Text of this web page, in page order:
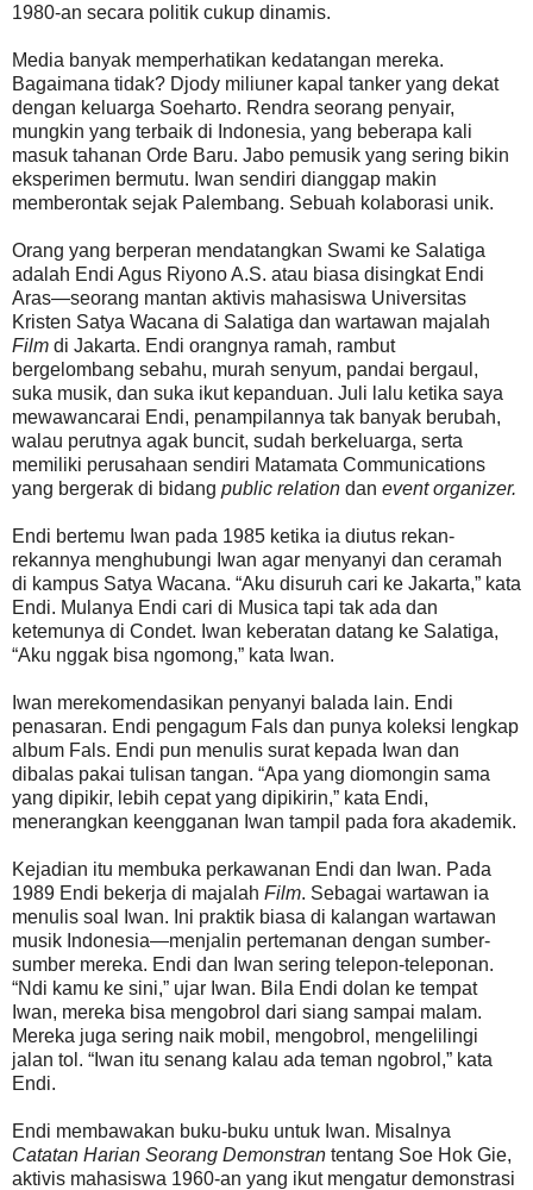
1980-an secara politik cukup dinamis.
Media banyak memperhatikan kedatangan mereka.
Bagaimana tidak? Djody miliuner kapal tanker yang dekat
dengan keluarga Soeharto. Rendra seorang penyair,
mungkin yang terbaik di Indonesia, yang beberapa kali
masuk tahanan Orde Baru. Jabo pemusik yang sering bikin
eksperimen bermutu. Iwan sendiri dianggap makin
memberontak sejak Palembang. Sebuah kolaborasi unik.
Orang yang berperan mendatangkan Swami ke Salatiga
adalah Endi Agus Riyono A.S. atau biasa disingkat Endi
Aras—seorang mantan aktivis mahasiswa Universitas
Kristen Satya Wacana di Salatiga dan wartawan majalah
Film di Jakarta. Endi orangnya ramah, rambut
bergelombang sebahu, murah senyum, pandai bergaul,
suka musik, dan suka ikut kepanduan. Juli lalu ketika saya
mewawancarai Endi, penampilannya tak banyak berubah,
walau perutnya agak buncit, sudah berkeluarga, serta
memiliki perusahaan sendiri Matamata Communications
yang bergerak di bidang public relation dan event organizer.
Endi bertemu Iwan pada 1985 ketika ia diutus rekan-
rekannya menghubungi Iwan agar menyanyi dan ceramah
di kampus Satya Wacana. “Aku disuruh cari ke Jakarta,” kata
Endi. Mulanya Endi cari di Musica tapi tak ada dan
ketemunya di Condet. Iwan keberatan datang ke Salatiga,
“Aku nggak bisa ngomong,” kata Iwan.
Iwan merekomendasikan penyanyi balada lain. Endi
penasaran. Endi pengagum Fals dan punya koleksi lengkap
album Fals. Endi pun menulis surat kepada Iwan dan
dibalas pakai tulisan tangan. “Apa yang diomongin sama
yang dipikir, lebih cepat yang dipikirin,” kata Endi,
menerangkan keengganan Iwan tampil pada fora akademik.
Kejadian itu membuka perkawanan Endi dan Iwan. Pada
1989 Endi bekerja di majalah Film. Sebagai wartawan ia
menulis soal Iwan. Ini praktik biasa di kalangan wartawan
musik Indonesia—menjalin pertemanan dengan sumber-
sumber mereka. Endi dan Iwan sering telepon-teleponan.
“Ndi kamu ke sini,” ujar Iwan. Bila Endi dolan ke tempat
Iwan, mereka bisa mengobrol dari siang sampai malam.
Mereka juga sering naik mobil, mengobrol, mengelilingi
jalan tol. “Iwan itu senang kalau ada teman ngobrol,” kata
Endi.
Endi membawakan buku-buku untuk Iwan. Misalnya
Catatan Harian Seorang Demonstran tentang Soe Hok Gie,
aktivis mahasiswa 1960-an yang ikut mengatur demonstrasi